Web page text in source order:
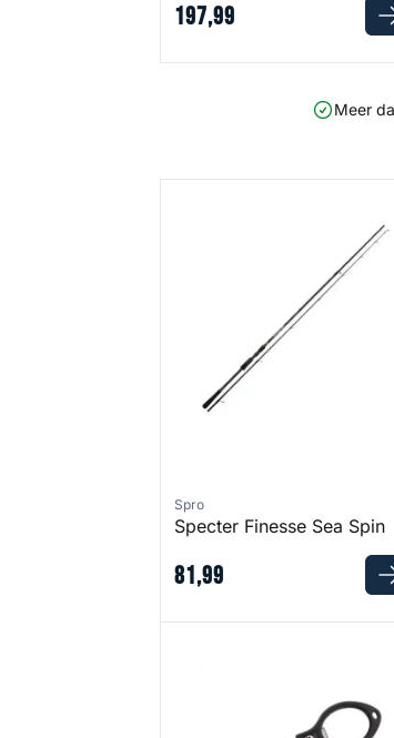
197,99
Meer
Spro
Specter Finesse Sea Spin
81,99